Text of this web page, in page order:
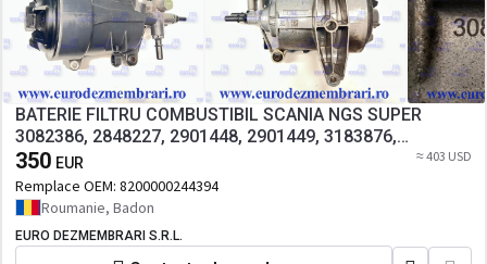
BATERIE FILTRU COMBUSTIBIL SCANIA NGS SUPER
3082386, 2848227, 2901448, 2901449, 3183876,
3206766, 3206768, 2975794
350 EUR ≈ 403 USD
Remplace OEM: 8200000244394
Roumanie, Badon
EURO DEZMEMBRARI S.R.L.